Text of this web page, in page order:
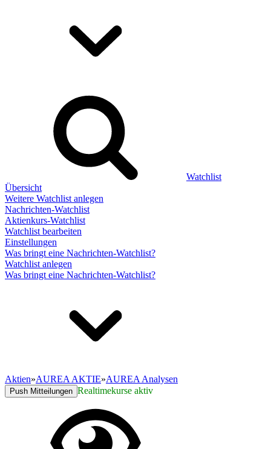
Watchlist
Übersicht
Weitere Watchlist anlegen
Nachrichten-Watchlist
Aktienkurs-Watchlist
Watchlist bearbeiten
Einstellungen
Was bringt eine Nachrichten-Watchlist?
Watchlist anlegen
Was bringt eine Nachrichten-Watchlist?
Aktien»AUREA AKTIE»AUREA Analysen
Push Mitteilungen Realtimekurse aktiv